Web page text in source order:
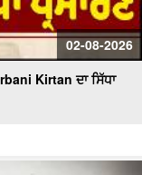
02-08-2026
Kirtan ਦਾ ਸਿੱਧਾ